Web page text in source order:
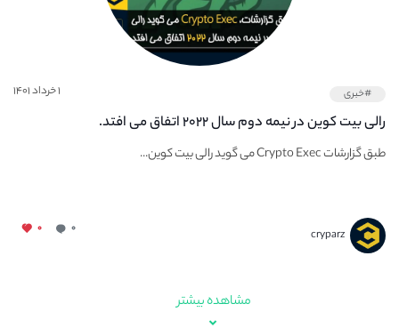
#خبری ۱ خرداد ۱۴۰۱
رالی بیت کوین در نیمه دوم سال ۲۰۲۲ اتفاق می افتد.
طبق گزارشات Crypto Exec می گوید رالی بیت کوین...
cryparz ۰ ۰
مشاهده بیشتر